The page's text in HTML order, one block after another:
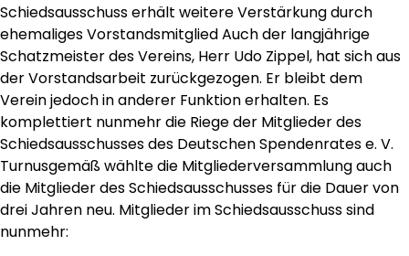
Schiedsausschuss erhält weitere Verstärkung durch
ehemaliges Vorstandsmitglied Auch der langjährige
Schatzmeister des Vereins, Herr Udo Zippel, hat sich aus
der Vorstandsarbeit zurückgezogen. Er bleibt dem
Verein jedoch in anderer Funktion erhalten. Es
komplettiert nunmehr die Riege der Mitglieder des
Schiedsausschusses des Deutschen Spendenrates e. V.
Turnusgemäß wählte die Mitgliederversammlung auch
die Mitglieder des Schiedsausschusses für die Dauer von
drei Jahren neu. Mitglieder im Schiedsausschuss sind
nunmehr: